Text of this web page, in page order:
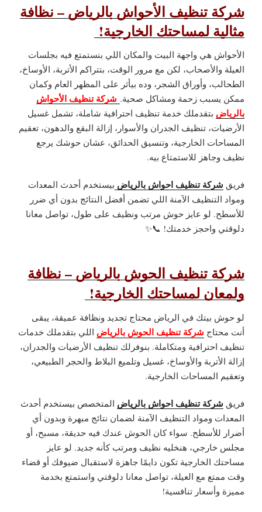
شركة تنظيف الأحواش بالرياض – نظافة
مثالية لمساحتك الخارجية!
الأحواش هي واجهة البيت والمكان اللي بنستمتع فيه بجلسات
العيلة والأصحاب، لكن مع مرور الوقت، بتتراكم الأتربة، الأوساخ،
الطحالب، وأوراق الشجر، وده بيأثر على المظهر العام وكمان
ممكن يسبب زحمة ومشاكل صحية. شركة تنظيف الأحواش
بالرياض بتقدملك خدمة تنظيف احترافية شاملة، تشمل غسيل
الأرضيات، تنظيف الجدران والأسوار، إزالة البقع والدهون، تعقيم
المساحات الخارجية، وتنسيق الحدائق، عشان حوشك يرجع
نظيف وجاهز للاستمتاع بيه.
فريق شركة تنظيف احواش بالرياض بيستخدم أحدث المعدات
ومواد التنظيف الآمنة اللي تضمن أفضل النتائج بدون أي ضرر
للأسطح. لو عايز حوش مرتب ونظيف على طول، تواصل معانا
دلوقتي واحجز خدمتك! 📞✨
شركة تنظيف الحوش بالرياض – نظافة
ولمعان لمساحتك الخارجية!
لو حوش بيتك في الرياض محتاج تجديد ونظافة عميقة، يبقى
أنت محتاج شركة تنظيف الحوش بالرياض اللي بتقدملك خدمات
تنظيف احترافية ومتكاملة. بنوفرلك تنظيف الأرضيات والجدران،
إزالة الأتربة والأوساخ، غسيل وتلميع البلاط والحجر الطبيعي،
وتعقيم المساحات الخارجية.
فريق شركة تنظيف احواش بالرياض المتخصص بيستخدم أحدث
المعدات ومواد التنظيف الآمنة لضمان نتائج مبهرة وبدون أي
أضرار للأسطح. سواء كان الحوش عندك فيه حديقة، مسبح، أو
مجلس خارجي، هنخليه نظيف ومرتب كأنه جديد. لو عايز
مساحتك الخارجية تكون دايمًا جاهزة لاستقبال ضيوفك أو قضاء
وقت ممتع مع العيلة، تواصل معانا دلوقتي واستمتع بخدمة
مميزة وأسعار تنافسية!